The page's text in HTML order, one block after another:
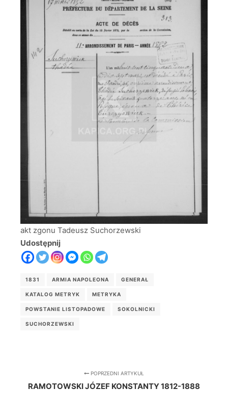
akt zgonu Tadeusz Suchorzewski
Udostępnij
1831 ARMIA NAPOLEONA GENERAŁ
KATALOG METRYK METRYKA
POWSTANIE LISTOPADOWE SOKOLNICKI
SUCHORZEWSKI
POPRZEDNI ARTYKUŁ
RAMOTOWSKI JÓZEF KONSTANTY 1812-1888